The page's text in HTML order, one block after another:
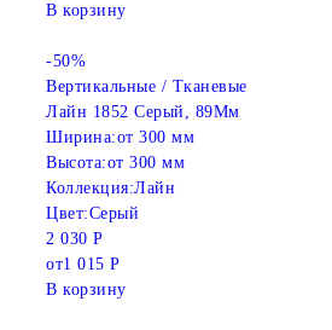
В корзину
-50%
Вертикальные / Тканевые
Лайн 1852 Серый, 89Мм
Ширина:от 300 мм
Высота:от 300 мм
Коллекция:Лайн
Цвет:Серый
2 030 Р
от1 015 Р
В корзину